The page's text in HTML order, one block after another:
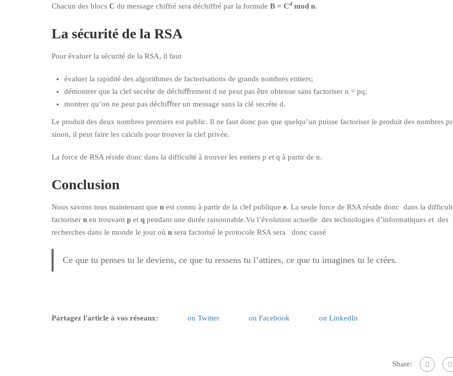
Chacun des blocs C du message chiffré sera déchiffré par la formule B = Cd mod n.
La sécurité de la RSA
Pour évaluer la sécurité de la RSA, il faut
évaluer la rapidité des algorithmes de factorisations de grands nombres entiers;
démontrer que la clef secrète de déchiﬀrement d ne peut pas être obtenue sans factoriser n = pq;
montrer qu’on ne peut pas déchiﬀrer un message sans la clé secrète d.
Le produit des deux nombres premiers est public. Il ne faut donc pas que quelqu’un puisse factoriser le produit des nombres
sinon, il peut faire les calculs pour trouver la clef privée.
La force de RSA réside donc dans la difficulté à trouver les entiers p et q à partir de n.
Conclusion
Nous savons tous maintenant que n est connu à partir de la clef publique e. La seule force de RSA réside donc dans la
factoriser n en trouvant p et q pendant une durée raisonnable.Vu l’évolution actuelle des technologies d’informatiques et des
recherches dans le monde le jour où n sera factorisé le protocole RSA sera donc cassé
Ce que tu penses tu le deviens, ce que tu ressens tu l’attires, ce que tu imagines tu le crées.
Partagez l'article à vos réseaux: on Twitter on Facebook on LinkedIn
Share: